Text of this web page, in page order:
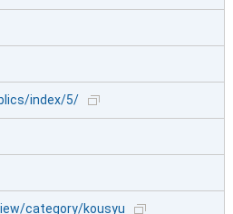
index/5/
category/kousyu